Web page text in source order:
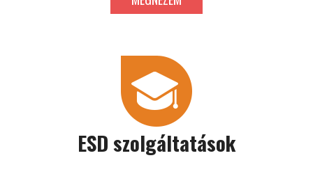
ESD szolgáltatások